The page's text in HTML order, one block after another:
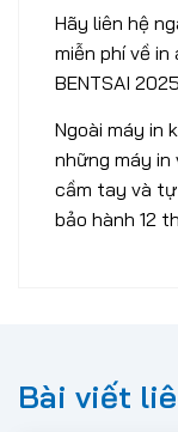
Hãy liên hệ
miễn phí về in
BENTSAI
Ngoài máy in
những máy in
cầm tay và tự
bảo hành 12
Bài viết